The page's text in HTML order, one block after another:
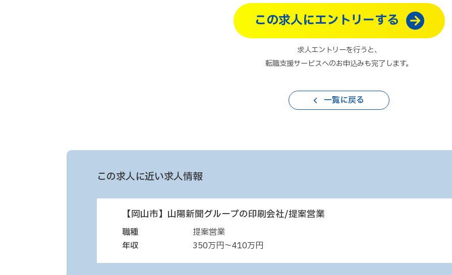
この求人にエントリーする
求人エントリーを行うと、
転職支援サービスへのお申込みも完了します。
一覧に戻る
この求人に近い求人情報
【岡山市】山陽新聞グループの印刷会社/提案営業
職種
提案営業
年収
350万円～410万円